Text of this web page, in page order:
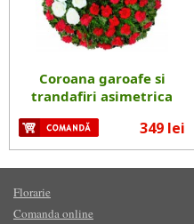
Coroana garoafe si
trandafiri asimetrica
349 lei
Florarie
Comanda online